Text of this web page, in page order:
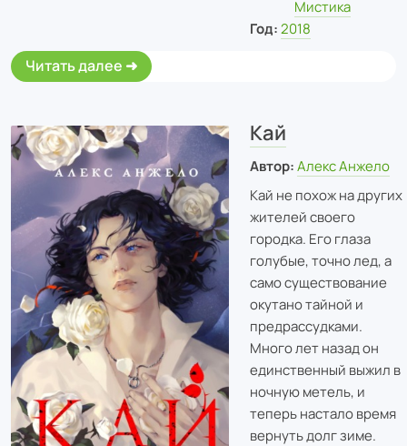
Мистика
Год: 2018
Читать далее
Кай
Автор: Алекс Анжело
Кай не похож на других
жителей своего
городка. Его глаза
голубые, точно лед, а
само существование
окутано тайной и
предрассудками.
Много лет назад он
единственный выжил в
ночную метель, и
теперь настало время
вернуть долг зиме.